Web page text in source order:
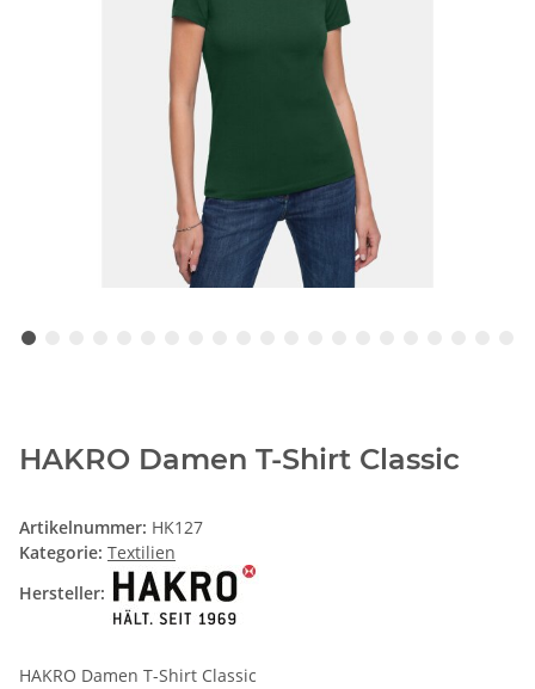
HAKRO Damen T-Shirt Classic
Artikelnummer: HK127
Kategorie: Textilien
Hersteller:
HAKRO Damen T-Shirt Classic